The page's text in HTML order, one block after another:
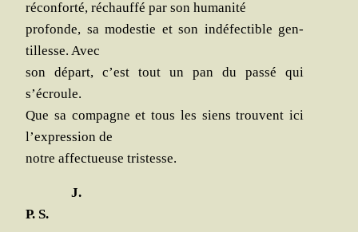
récon­for­té, réchauf­fé par son humanité
pro­fonde, sa modes­tie et son indé­fec­tible gen­
tillesse. Avec
son départ, c’est tout un pan du pas­sé qui
s’écroule.
Que sa com­pagne et tous les siens trouvent ici
l’expression de
notre affec­tueuse tristesse.
J.
P. S.